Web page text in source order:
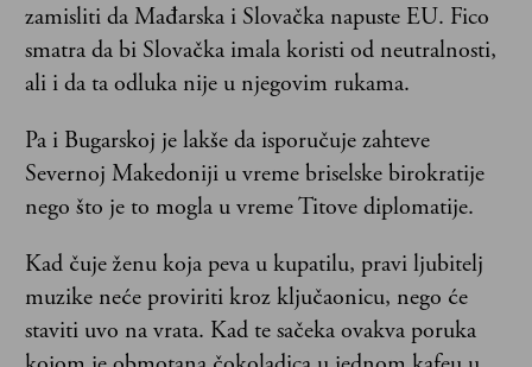
zamisliti da Mađarska i Slovačka napuste EU. Fico
smatra da bi Slovačka imala koristi od neutralnosti,
ali i da ta odluka nije u njegovim rukama.
Pa i Bugarskoj je lakše da isporučuje zahteve
Severnoj Makedoniji u vreme briselske birokratije
nego što je to mogla u vreme Titove diplomatije.
Kad čuje ženu koja peva u kupatilu, pravi ljubitelj
muzike neće proviriti kroz ključaonicu, nego će
staviti uvo na vrata. Kad te sačeka ovakva poruka